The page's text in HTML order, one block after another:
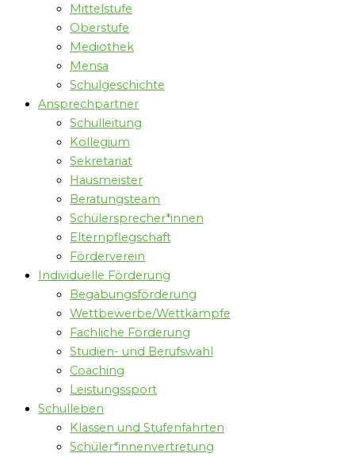
Mittelstufe
Oberstufe
Mediothek
Mensa
Schulgeschichte
Ansprechpartner
Schulleitung
Kollegium
Sekretariat
Hausmeister
Beratungsteam
Schülersprecher*innen
Elternpflegschaft
Förderverein
Individuelle Förderung
Begabungsförderung
Wettbewerbe/Wettkämpfe
Fachliche Förderung
Studien- und Berufswahl
Coaching
Leistungssport
Schulleben
Klassen und Stufenfahrten
Schüler*innenvertretung